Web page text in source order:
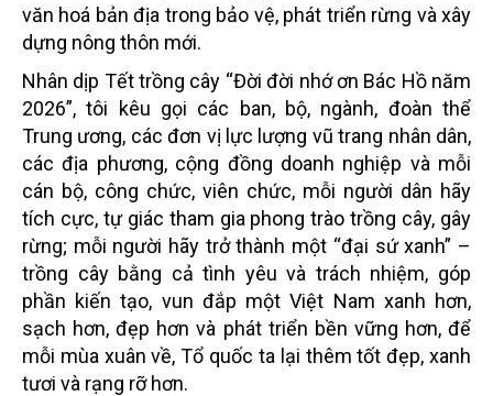
văn hoá bản địa trong bảo vệ, phát triển rừng và xây
dựng nông thôn mới.
Nhân dịp Tết trồng cây “Đời đời nhớ ơn Bác Hồ năm
2026”, tôi kêu gọi các ban, bộ, ngành, đoàn thể
Trung ương, các đơn vị lực lượng vũ trang nhân dân,
các địa phương, cộng đồng doanh nghiệp và mỗi
cán bộ, công chức, viên chức, mỗi người dân hãy
tích cực, tự giác tham gia phong trào trồng cây, gây
rừng; mỗi người hãy trở thành một “đại sứ xanh” –
trồng cây bằng cả tình yêu và trách nhiệm, góp
phần kiến tạo, vun đắp một Việt Nam xanh hơn,
sạch hơn, đẹp hơn và phát triển bền vững hơn, để
mỗi mùa xuân về, Tổ quốc ta lại thêm tốt đẹp, xanh
tươi và rạng rỡ hơn.